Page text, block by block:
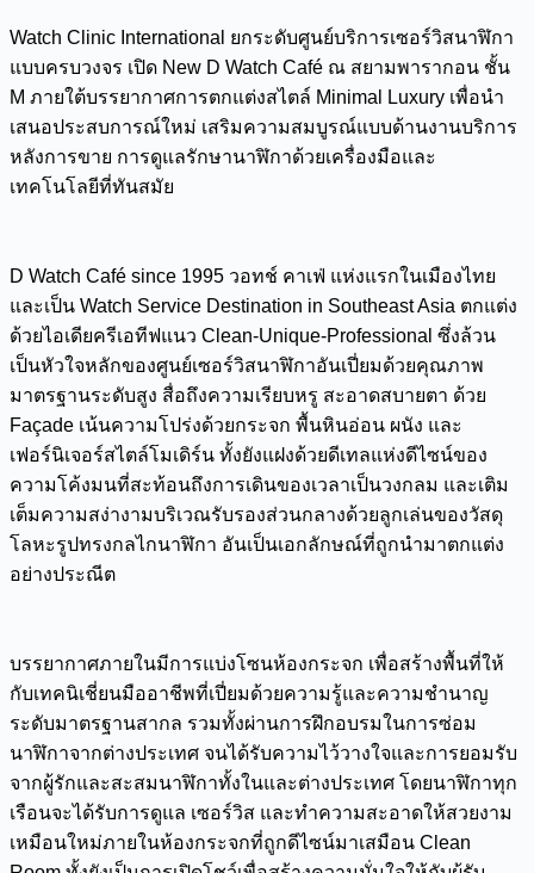
Watch Clinic International ยกระดับศูนย์บริการเซอร์วิสนาฬิกา
แบบครบวงจร เปิด New D Watch Café ณ สยามพารากอน ชั้น
M ภายใต้บรรยากาศการตกแต่งสไตล์ Minimal Luxury เพื่อนำ
เสนอประสบการณ์ใหม่ เสริมความสมบูรณ์แบบด้านงานบริการ
หลังการขาย การดูแลรักษานาฬิกาด้วยเครื่องมือและ
เทคโนโลยีที่ทันสมัย
D Watch Café since 1995 วอทช์ คาเฟ่ แห่งแรกในเมืองไทย
และเป็น Watch Service Destination in Southeast Asia ตกแต่ง
ด้วยไอเดียครีเอทีฟแนว Clean-Unique-Professional ซึ่งล้วน
เป็นหัวใจหลักของศูนย์เซอร์วิสนาฬิกาอันเปี่ยมด้วยคุณภาพ
มาตรฐานระดับสูง สื่อถึงความเรียบหรู สะอาดสบายตา ด้วย
Façade เน้นความโปร่งด้วยกระจก พื้นหินอ่อน ผนัง และ
เฟอร์นิเจอร์สไตล์โมเดิร์น ทั้งยังแฝงด้วยดีเทลแห่งดีไซน์ของ
ความโค้งมนที่สะท้อนถึงการเดินของเวลาเป็นวงกลม และเติม
เต็มความสง่างามบริเวณรับรองส่วนกลางด้วยลูกเล่นของวัสดุ
โลหะรูปทรงกลไกนาฬิกา อันเป็นเอกลักษณ์ที่ถูกนำมาตกแต่ง
อย่างประณีต
บรรยากาศภายในมีการแบ่งโซนห้องกระจก เพื่อสร้างพื้นที่ให้
กับเทคนิเชี่ยนมืออาชีพที่เปี่ยมด้วยความรู้และความชำนาญ
ระดับมาตรฐานสากล รวมทั้งผ่านการฝึกอบรมในการซ่อม
นาฬิกาจากต่างประเทศ จนได้รับความไว้วางใจและการยอมรับ
จากผู้รักและสะสมนาฬิกาทั้งในและต่างประเทศ โดยนาฬิกาทุก
เรือนจะได้รับการดูแล เซอร์วิส และทำความสะอาดให้สวยงาม
เหมือนใหม่ภายในห้องกระจกที่ถูกดีไซน์มาเสมือน Clean